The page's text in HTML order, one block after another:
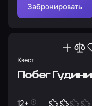
Забронировать
Квест
Побег Гудини
12+